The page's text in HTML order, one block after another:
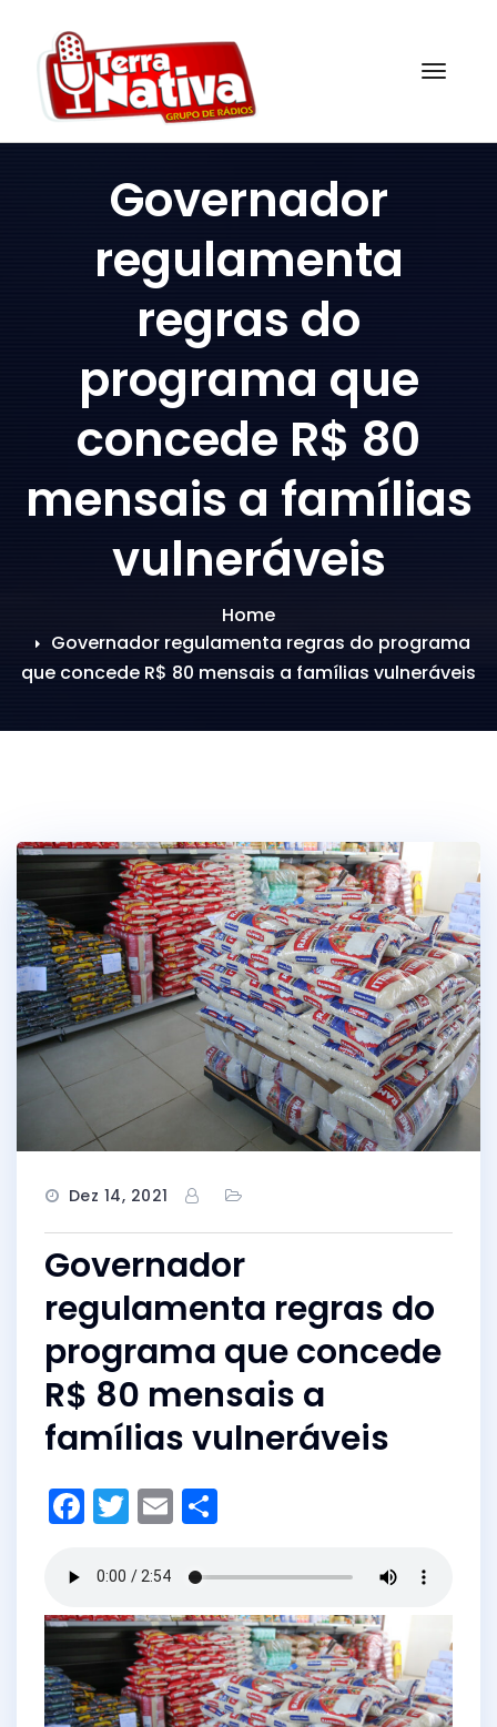
content
Governador
regulamenta
regras do
programa que
concede R$ 80
mensais a famílias
vulneráveis
Home
Governador regulamenta regras do programa
que concede R$ 80 mensais a famílias vulneráveis
Dez 14, 2021
Governador
regulamenta regras do
programa que concede
R$ 80 mensais a
famílias vulneráveis
F
a
c
e
b
o
T
w
itt
er
E
m
ai
l
ar
e